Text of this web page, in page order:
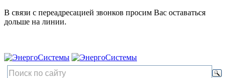
В связи с переадресацией звонков просим Вас оставаться
дольше на линии.